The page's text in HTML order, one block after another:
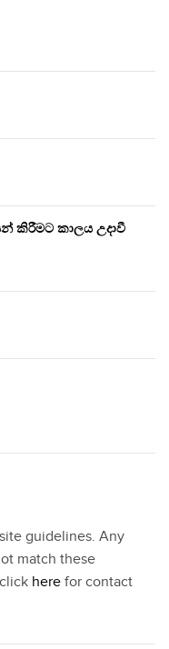
කිරීමට කාලය උදාවී
guidelines. Any
match these
here for contact